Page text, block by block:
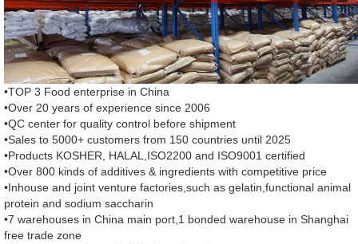
•TOP 3 Food enterprise in China
•Over 20 years of experience since 2006
•QC center for quality control before shipment
•Sales to 5000+ customers from 150 countries until 2025
•Products KOSHER, HALAL,ISO2200 and ISO9001 certified
•Over 800 kinds of additives & ingredients with competitive price
•Inhouse and joint venture factories,such as gelatin,functional animal
protein and sodium saccharin
•7 warehouses in China main port,1 bonded warehouse in Shanghai
free trade zone